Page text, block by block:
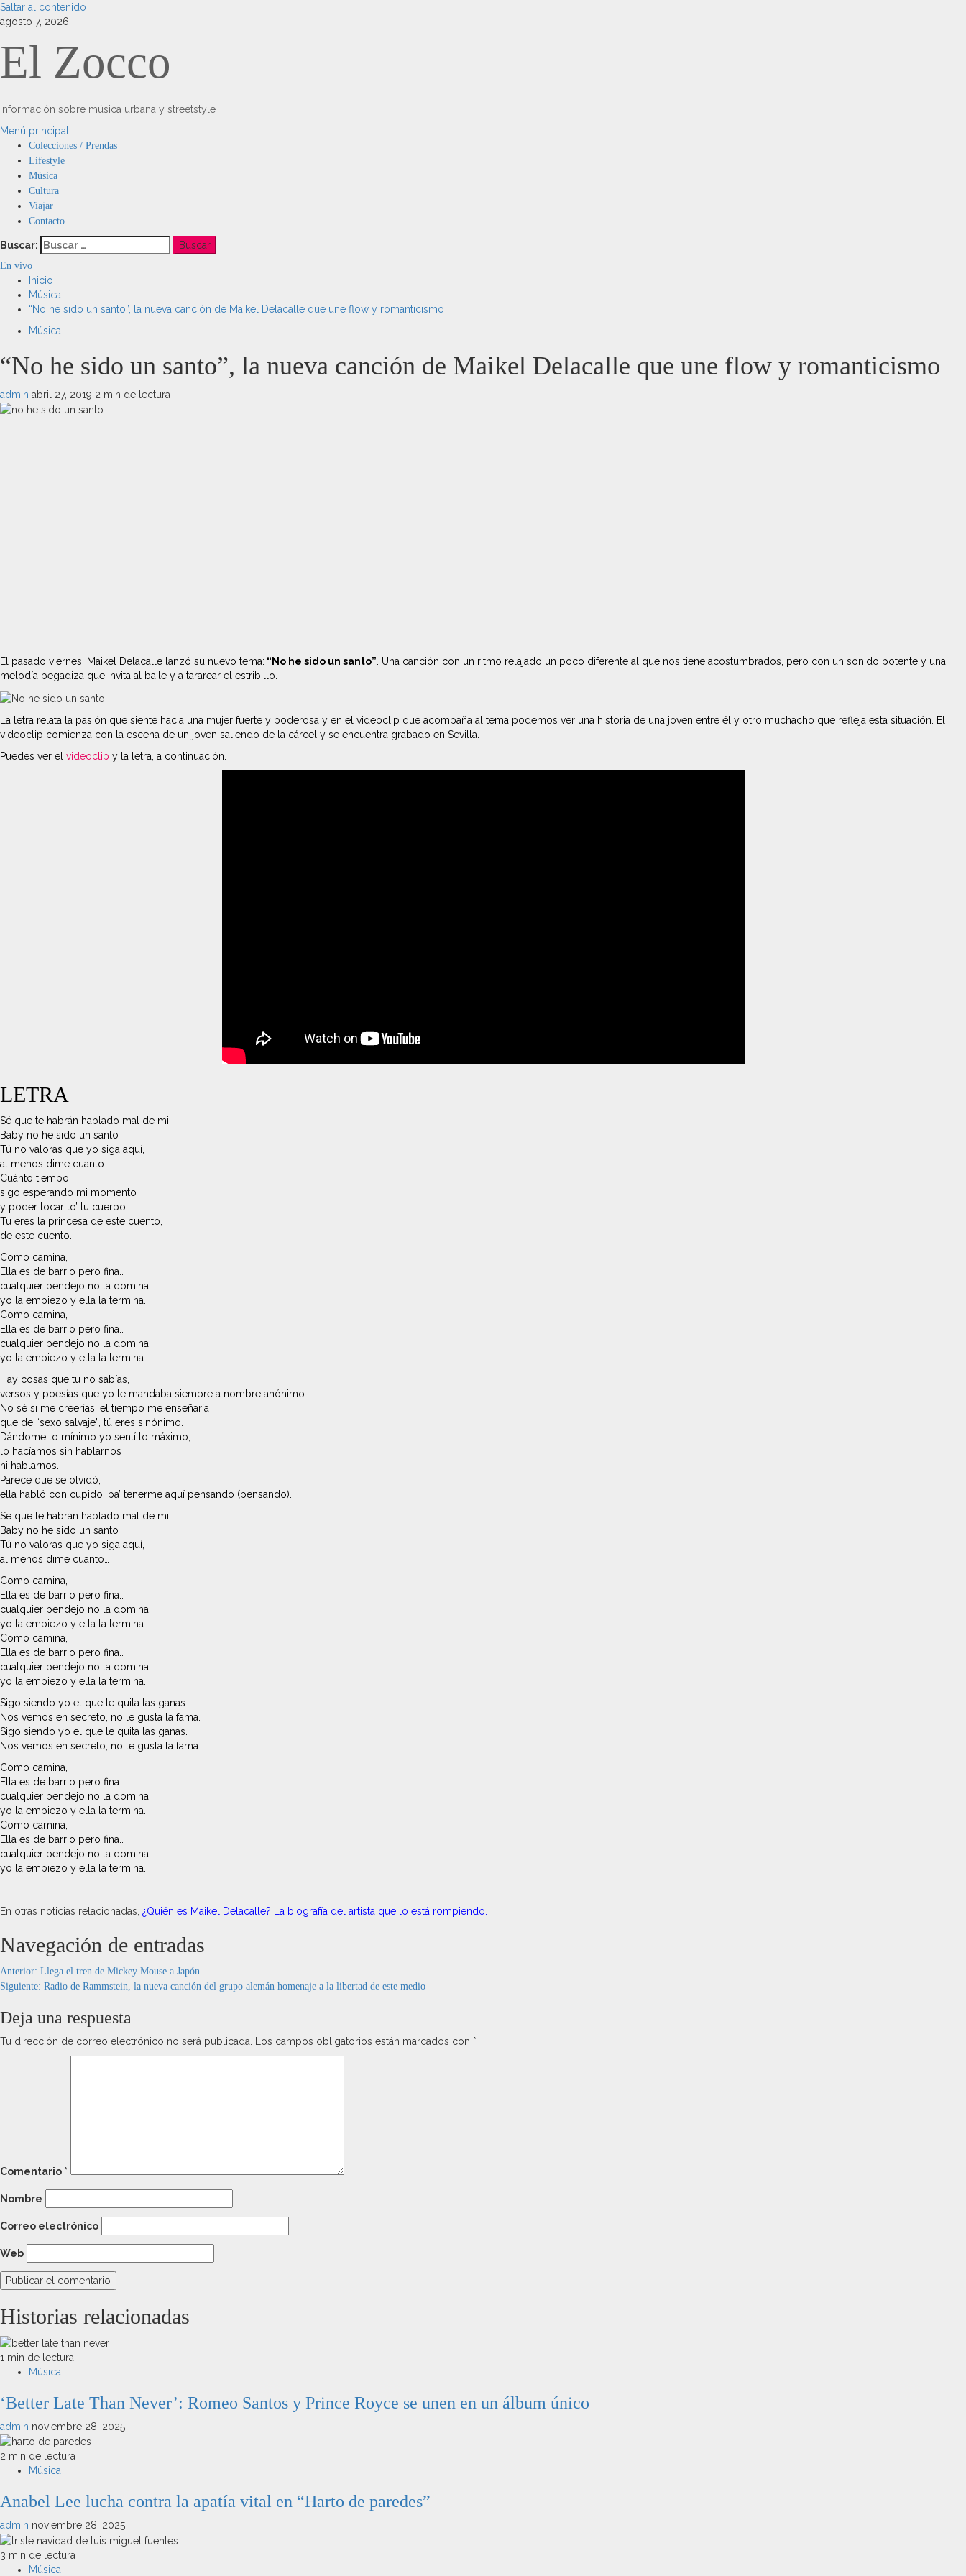
Saltar al contenido
agosto 7, 2026
El Zocco
Información sobre música urbana y streetstyle
Menú principal
Colecciones / Prendas
Lifestyle
Música
Cultura
Viajar
Contacto
Buscar:
En vivo
Inicio
Música
“No he sido un santo”, la nueva canción de Maikel Delacalle que une flow y romanticismo
Música
“No he sido un santo”, la nueva canción de Maikel Delacalle que une flow y romanticismo
admin abril 27, 2019 2 min de lectura
El pasado viernes, Maikel Delacalle lanzó su nuevo tema: “No he sido un santo”. Una canción con un ritmo relajado un poco diferente al que nos tiene acostumbrados, pero con un sonido potente y una
melodía pegadiza que invita al baile y a tararear el estribillo.
La letra relata la pasión que siente hacia una mujer fuerte y poderosa y en el videoclip que acompaña al tema podemos ver una historia de una joven entre él y otro muchacho que refleja esta situación. El
videoclip comienza con la escena de un joven saliendo de la cárcel y se encuentra grabado en Sevilla.
Puedes ver el videoclip y la letra, a continuación.
LETRA
Sé que te habrán hablado mal de mi
Baby no he sido un santo
Tú no valoras que yo siga aquí,
al menos dime cuanto…
Cuánto tiempo
sigo esperando mi momento
y poder tocar to’ tu cuerpo.
Tu eres la princesa de este cuento,
de este cuento.
Como camina,
Ella es de barrio pero fina..
cualquier pendejo no la domina
yo la empiezo y ella la termina.
Como camina,
Ella es de barrio pero fina..
cualquier pendejo no la domina
yo la empiezo y ella la termina.
Hay cosas que tu no sabías,
versos y poesías que yo te mandaba siempre a nombre anónimo.
No sé si me creerías, el tiempo me enseñaría
que de “sexo salvaje”, tú eres sinónimo.
Dándome lo mínimo yo sentí lo máximo,
lo hacíamos sin hablarnos
ni hablarnos.
Parece que se olvidó,
ella habló con cupido, pa’ tenerme aquí pensando (pensando).
Sé que te habrán hablado mal de mi
Baby no he sido un santo
Tú no valoras que yo siga aquí,
al menos dime cuanto…
Como camina,
Ella es de barrio pero fina..
cualquier pendejo no la domina
yo la empiezo y ella la termina.
Como camina,
Ella es de barrio pero fina..
cualquier pendejo no la domina
yo la empiezo y ella la termina.
Sigo siendo yo el que le quita las ganas.
Nos vemos en secreto, no le gusta la fama.
Sigo siendo yo el que le quita las ganas.
Nos vemos en secreto, no le gusta la fama.
Como camina,
Ella es de barrio pero fina..
cualquier pendejo no la domina
yo la empiezo y ella la termina.
Como camina,
Ella es de barrio pero fina..
cualquier pendejo no la domina
yo la empiezo y ella la termina.
En otras noticias relacionadas, ¿Quién es Maikel Delacalle? La biografía del artista que lo está rompiendo.
Navegación de entradas
Anterior: Llega el tren de Mickey Mouse a Japón
Siguiente: Radio de Rammstein, la nueva canción del grupo alemán homenaje a la libertad de este medio
Deja una respuesta
Tu dirección de correo electrónico no será publicada. Los campos obligatorios están marcados con *
Comentario *
Nombre
Correo electrónico
Web
Historias relacionadas
1 min de lectura
Música
‘Better Late Than Never’: Romeo Santos y Prince Royce se unen en un álbum único
admin noviembre 28, 2025
2 min de lectura
Música
Anabel Lee lucha contra la apatía vital en “Harto de paredes”
admin noviembre 28, 2025
3 min de lectura
Música